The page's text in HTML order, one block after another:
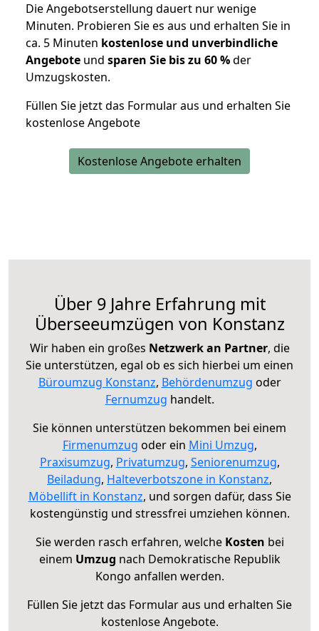
Die Angebotserstellung dauert nur wenige
Minuten. Probieren Sie es aus und erhalten Sie in
ca. 5 Minuten kostenlose und unverbindliche
Angebote und sparen Sie bis zu 60 %der
Umzugskosten.
Füllen Sie jetzt das Formular aus und erhalten Sie
kostenlose Angebote
Kostenlose Angebote erhalten
Über 9 Jahre Erfahrung mit
Überseeumzügen von Konstanz
Wir haben ein großes Netzwerk an Partner, die
Sie unterstützen, egal ob es sich hierbei um einen
Büroumzug Konstanz, Behördenumzug oder
Fernumzug handelt.
Sie können unterstützen bekommen bei einem
Firmenumzug oder ein Mini Umzug,
Praxisumzug, Privatumzug, Seniorenumzug,
Beiladung, Halteverbotszone in Konstanz,
Möbellift in Konstanz, und sorgen dafür, dass Sie
kostengünstig und stressfrei umziehen können.
Sie werden rasch erfahren, welche Kosten bei
einem Umzug nach Demokratische Republik
Kongo anfallen werden.
Füllen Sie jetzt das Formular aus und erhalten Sie
kostenlose Angebote.